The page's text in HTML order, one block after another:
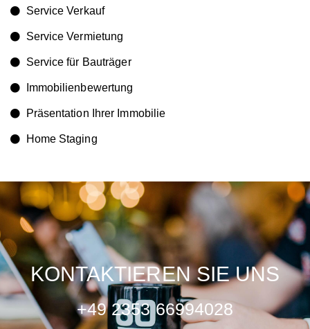
Service Verkauf
Service Vermietung
Service für Bauträger
Immobilienbewertung
Präsentation Ihrer Immobilie
Home Staging
KONTAKTIEREN SIE UNS
+49 2353 66994028